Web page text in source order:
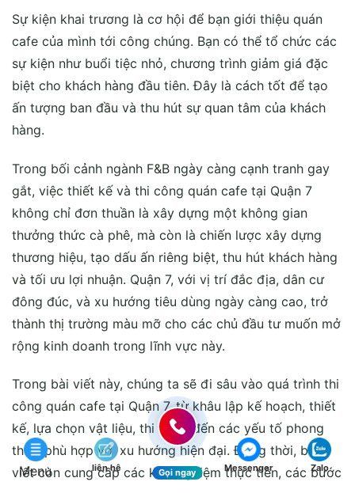
Sự kiện khai trương là cơ hội để bạn giới thiệu quán
cafe của mình tới công chúng. Bạn có thể tổ chức các
sự kiện như buổi tiệc nhỏ, chương trình giảm giá đặc
biệt cho khách hàng đầu tiên. Đây là cách tốt để tạo
ấn tượng ban đầu và thu hút sự quan tâm của khách
hàng.
Trong bối cảnh ngành F&B ngày càng cạnh tranh gay
gắt, việc thiết kế và thi công quán cafe tại Quận 7
không chỉ đơn thuần là xây dựng một không gian
thưởng thức cà phê, mà còn là chiến lược xây dựng
thương hiệu, tạo dấu ấn riêng biệt, thu hút khách hàng
và tối ưu lợi nhuận. Quận 7, với vị trí đắc địa, dân cư
đông đúc, và xu hướng tiêu dùng ngày càng cao, trở
thành thị trường màu mỡ cho các chủ đầu tư muốn mở
rộng kinh doanh trong lĩnh vực này.
Trong bài viết này, chúng ta sẽ đi sâu vào quá trình thi
công quán cafe tại Quận 7, từ khâu lập kế hoạch, thiết
kế, lựa chọn vật liệu, thi công đến các yếu tố phong
thủy, phù hợp với xu hướng hiện đại. Đồng thời, bài
viết còn cung cấp các kinh nghiệm thực tiễn, các bước
Menu liên hệ Gọi ngay Messenger Zalo